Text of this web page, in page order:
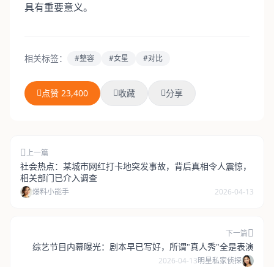
具有重要意义。
相关标签： #整容 #女星 #对比
点赞 23,400 收藏 分享
上一篇
社会热点：某城市网红打卡地突发事故，背后真相令人震惊，
相关部门已介入调查
爆料小能手 2026-04-13
下一篇
综艺节目内幕曝光：剧本早已写好，所谓"真人秀"全是表演
2026-04-13明星私家侦探